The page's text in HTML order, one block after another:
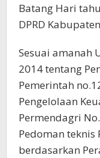
Batang Hari
DPRD
Sesuai amanah
2014 tentang
Pemerintah
Pengelolaan
Permendagri
Pedoman teknis
berdasarkan